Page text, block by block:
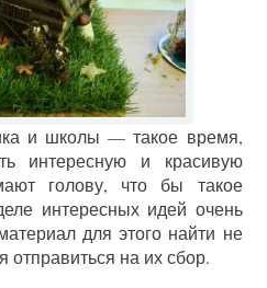
и школы — такое время,
интересную и красивую
голову, что бы такое
интересных идей очень
для этого найти не
на их сбор.